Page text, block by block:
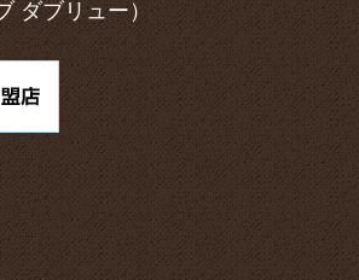
ダブリュー）